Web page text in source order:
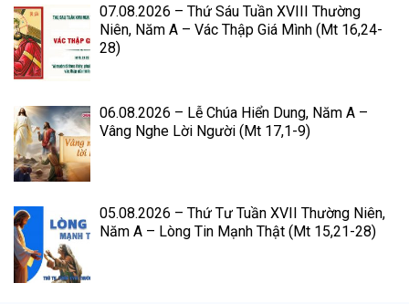
07.08.2026 – Thứ Sáu Tuần XVIII Thường
Niên, Năm A – Vác Thập Giá Mình (Mt 16,24-
28)
06.08.2026 – Lễ Chúa Hiển Dung, Năm A –
Vâng Nghe Lời Người (Mt 17,1-9)
05.08.2026 – Thứ Tư Tuần XVII Thường Niên,
Năm A – Lòng Tin Mạnh Thật (Mt 15,21-28)